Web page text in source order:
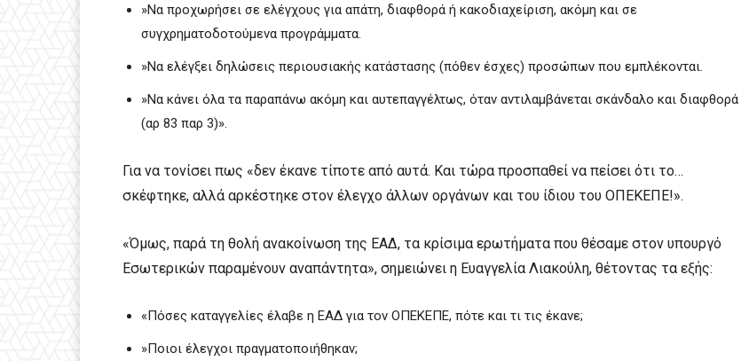
»Να προχωρήσει σε ελέγχους για απάτη, διαφθορά ή κακοδιαχείριση, ακόμη και σε
συγχρηματοδοτούμενα προγράμματα.
»Να ελέγξει δηλώσεις περιουσιακής κατάστασης (πόθεν έσχες) προσώπων που εμπλέκονται.
»Να κάνει όλα τα παραπάνω ακόμη και αυτεπαγγέλτως, όταν αντιλαμβάνεται σκάνδαλο και διαφθορά
(αρ 83 παρ 3)».
Για να τονίσει πως «δεν έκανε τίποτε από αυτά. Και τώρα προσπαθεί να πείσει ότι το…
σκέφτηκε, αλλά αρκέστηκε στον έλεγχο άλλων οργάνων και του ίδιου του ΟΠΕΚΕΠΕ!».
«Όμως, παρά τη θολή ανακοίνωση της ΕΑΔ, τα κρίσιμα ερωτήματα που θέσαμε στον υπουργό
Εσωτερικών παραμένουν αναπάντητα», σημειώνει η Ευαγγελία Λιακούλη, θέτοντας τα εξής:
«Πόσες καταγγελίες έλαβε η ΕΑΔ για τον ΟΠΕΚΕΠΕ, πότε και τι τις έκανε;
»Ποιοι έλεγχοι πραγματοποιήθηκαν;